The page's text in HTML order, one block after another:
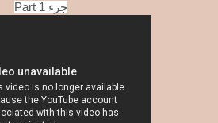
Part 1 جزء